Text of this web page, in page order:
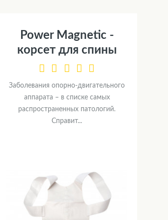
Power Magnetic -
корсет для спины
Заболевания опорно-двигательного
аппарата – в списке самых
распространенных патологий.
Справит...